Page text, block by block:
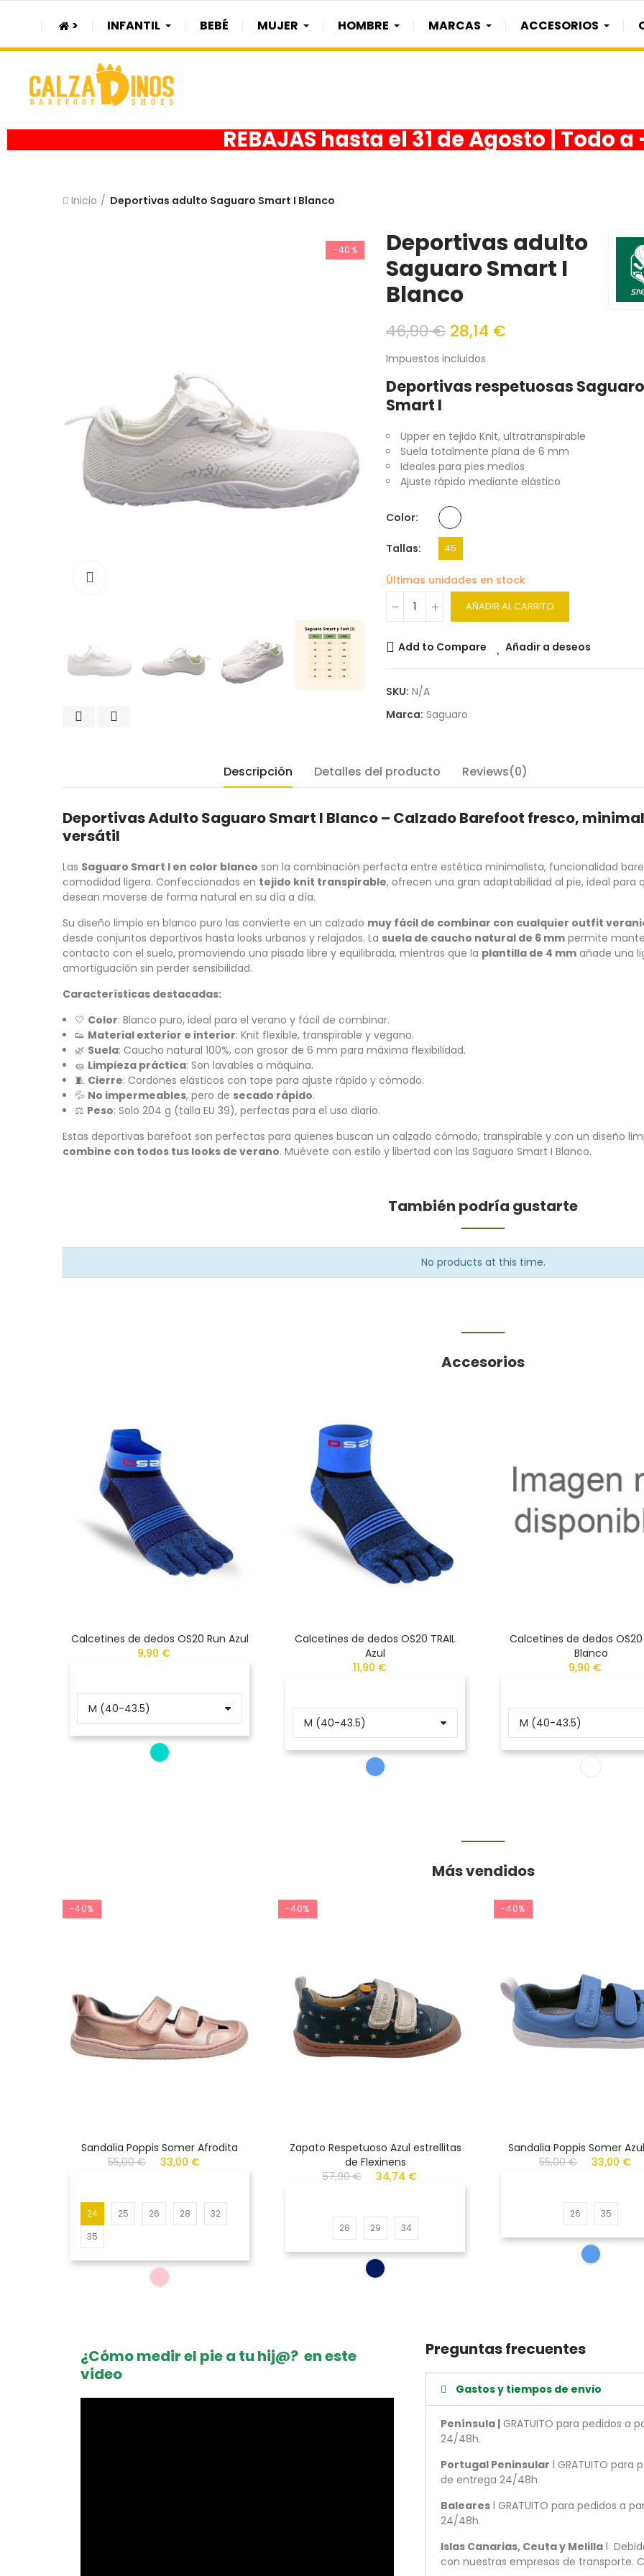
> INFANTIL BEBÉ MUJER HOMBRE MARCAS ACCESORIOS
REBAJAS hasta el 31 de Agosto | Todo
Inicio Deportivas adulto Saguaro Smart I Blanco
-40%
Deportivas adulto
Saguaro Smart I
Blanco
46,90 € 28,14 €
Impuestos incluidos
Deportivas respetuosas Saguaro
Smart I
Upper en tejido Knit, ultratranspirable
Suela totalmente plana de 6 mm
Ideales para pies medios
Ajuste rápido mediante elástico
Color
Tallas 45
Últimas unidades en stock
AÑADIR AL CARRITO
Add to Compare Añadir a deseos
SKU: N/A
Marca: Saguaro
Descripción Detalles del producto Reviews(0)
Deportivas Adulto Saguaro Smart I Blanco – Calzado Barefoot fresco,
versátil
Las Saguaro Smart I en color blanco son la combinación perfecta entre estética minimalista, funcionalidad
comodidad ligera. Confeccionadas en tejido knit transpirable, ofrecen una gran adaptabilidad al pie, ideal para
desean moverse de forma natural en su día a día.
Su diseño limpio en blanco puro las convierte en un calzado muy fácil de combinar con cualquier outfit
desde conjuntos deportivos hasta looks urbanos y relajados. La suela de caucho natural de 6 mm permite
contacto con el suelo, promoviendo una pisada libre y equilibrada, mientras que la plantilla de 4 mm añade una
amortiguación sin perder sensibilidad.
Características destacadas:
🤍 Color: Blanco puro, ideal para el verano y fácil de combinar.
👟 Material exterior e interior: Knit flexible, transpirable y vegano.
🌿 Suela: Caucho natural 100%, con grosor de 6 mm para máxima flexibilidad.
🧽 Limpieza práctica: Son lavables a máquina.
🧵 Cierre: Cordones elásticos con tope para ajuste rápido y cómodo.
💦 No impermeables, pero de secado rápido.
⚖️ Peso: Solo 204 g (talla EU 39), perfectas para el uso diario.
Estas deportivas barefoot son perfectas para quienes buscan un calzado cómodo, transpirable y con un diseño
combine con todos tus looks de verano. Muévete con estilo y libertad con las Saguaro Smart I Blanco.
También podría gustarte
No products at this time.
Accesorios
Calcetines de dedos OS20 Run Azul
9,90 €
Calcetines de dedos OS20 TRAIL
Azul
11,90 €
Calcetines de dedos
Blanco
9,90 €
Más vendidos
-40%
Sandalia Poppis Somer Afrodita
55,00 €
33,00 €
24 25 26 28
32
35
-40%
Zapato Respetuoso Azul estrellitas
de Flexinens
57,90 €
34,74 €
28 29 34
-40%
Sandalia Poppis Somer
55,00 €
33,00 €
26 35
¿Cómo medir el pie a tu hij@? en este
video
Preguntas frecuentes
Gastos y tiempos de envio
Península | GRATUITO para pedidos a
24/48h.
Portugal Peninsular l GRATUITO
de entrega 24/48h
Baleares l GRATUITO para pedidos a
24/48h.
Islas Canarias, Ceuta y Melilla l
con nuestras empresas de transporte.